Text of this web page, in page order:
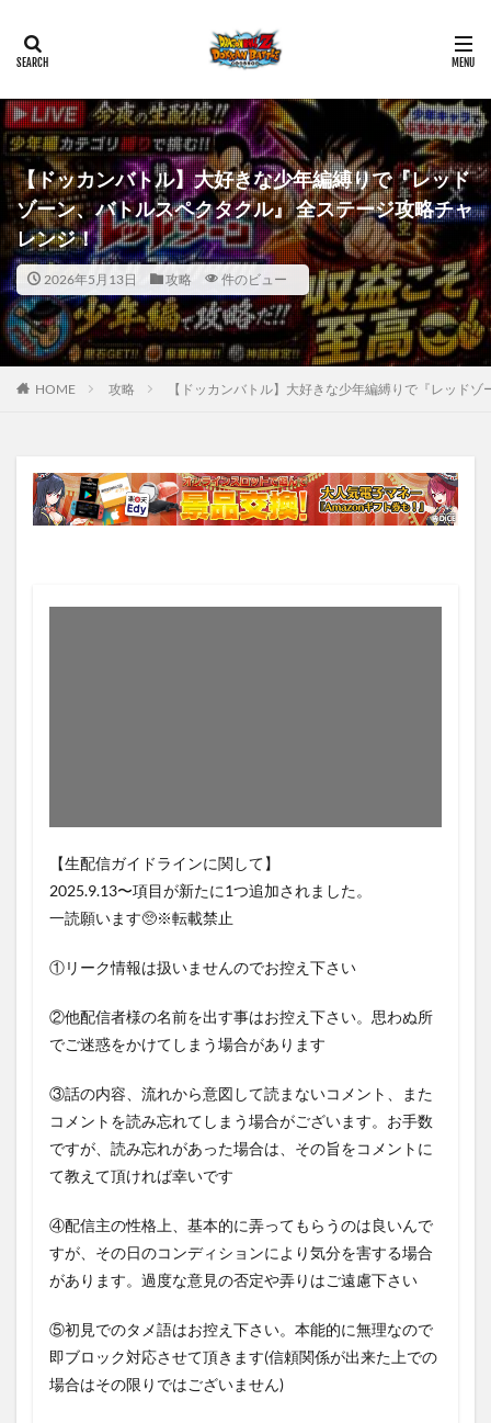
【ドッカンバトル】大好きな少年編縛りで『レッド
ゾーン、バトルスペクタクル』 全ステージ攻略チャ
レンジ！
2026年5月13日 攻略 件のビュー
HOME 攻略 【ドッカンバトル】大好きな少年編縛りで『レッド
【生配信ガイドラインに関して】
2025.9.13〜項目が新たに1つ追加されました。
一読願います🥺※転載禁止
①リーク情報は扱いませんのでお控え下さい
②他配信者様の名前を出す事はお控え下さい。思わぬ所
でご迷惑をかけてしまう場合があります
③話の内容、流れから意図して読まないコメント、また
コメントを読み忘れてしまう場合がございます。お手数
ですが、読み忘れがあった場合は、その旨をコメントに
て教えて頂ければ幸いです
④配信主の性格上、基本的に弄ってもらうのは良いんで
すが、その日のコンディションにより気分を害する場合
があります。過度な意見の否定や弄りはご遠慮下さい
⑤初見でのタメ語はお控え下さい。本能的に無理なので
即ブロック対応させて頂きます(信頼関係が出来た上での
場合はその限りではございません)